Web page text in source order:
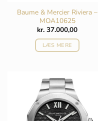
Baume & Mercier Riviera –
MOA10625
kr. 37.000,00
LÆS MERE